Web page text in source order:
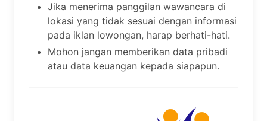
Jika menerima panggilan wawancara di
lokasi yang tidak sesuai dengan informasi
pada iklan lowongan, harap berhati-hati.
Mohon jangan memberikan data pribadi
atau data keuangan kepada siapapun.